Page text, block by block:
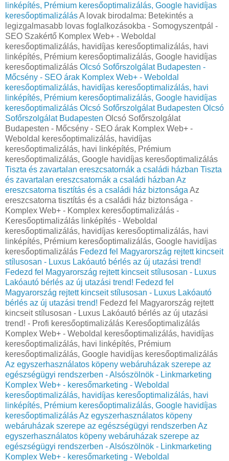
linképítés, Prémium keresőoptimalizálás, Google havidíjas
keresőoptimalizálásA lovak birodalma: Betekintés a
legizgalmasabb lovas foglalkozásokba - Somogyszentpál -
SEO Szakértő Komplex Web+ - Weboldal
keresőoptimalizálás, havidíjas keresőoptimalizálás, havi
linképítés, Prémium keresőoptimalizálás, Google havidíjas
keresőoptimalizálás Olcsó Sofőrszolgálat Budapesten -
Mőcsény - SEO árak Komplex Web+ - Weboldal
keresőoptimalizálás, havidíjas keresőoptimalizálás, havi
linképítés, Prémium keresőoptimalizálás, Google havidíjas
keresőoptimalizálás Olcsó Sofőrszolgálat Budapesten Olcsó
Sofőrszolgálat Budapesten Olcsó Sofőrszolgálat
Budapesten - Mőcsény - SEO árak Komplex Web+ -
Weboldal keresőoptimalizálás, havidíjas
keresőoptimalizálás, havi linképítés, Prémium
keresőoptimalizálás, Google havidíjas keresőoptimalizálás
Tiszta és zavartalan ereszcsatornák a családi házban Tiszta
és zavartalan ereszcsatornák a családi házban Az
ereszcsatorna tisztítás és a családi ház biztonsága Az
ereszcsatorna tisztítás és a családi ház biztonsága -
Komplex Web+ - Komplex keresőoptimalizálás -
Keresőoptimalizálás linképítés - Weboldal
keresőoptimalizálás, havidíjas keresőoptimalizálás, havi
linképítés, Prémium keresőoptimalizálás, Google havidíjas
keresőoptimalizálás Fedezd fel Magyarország rejtett kincseit
stílusosan - Luxus Lakóautó bérlés az új utazási trend!
Fedezd fel Magyarország rejtett kincseit stílusosan - Luxus
Lakóautó bérlés az új utazási trend! Fedezd fel
Magyarország rejtett kincseit stílusosan - Luxus Lakóautó
bérlés az új utazási trend! Fedezd fel Magyarország rejtett
kincseit stílusosan - Luxus Lakóautó bérlés az új utazási
trend! - Profi keresőoptimalizálás Keresőoptimalizálás
Komplex Web+ - Weboldal keresőoptimalizálás, havidíjas
keresőoptimalizálás, havi linképítés, Prémium
keresőoptimalizálás, Google havidíjas keresőoptimalizálás
Az egyszerhasználatos köpeny webáruházak szerepe az
egészségügyi rendszerben - Alsószölnök - Linkmarketing
Komplex Web+ - keresőmarketing - Weboldal
keresőoptimalizálás, havidíjas keresőoptimalizálás, havi
linképítés, Prémium keresőoptimalizálás, Google havidíjas
keresőoptimalizálásAz egyszerhasználatos köpeny
webáruházak szerepe az egészségügyi rendszerben Az
egyszerhasználatos köpeny webáruházak szerepe az
egészségügyi rendszerben - Alsószölnök - Linkmarketing
Komplex Web+ - keresőmarketing - Weboldal